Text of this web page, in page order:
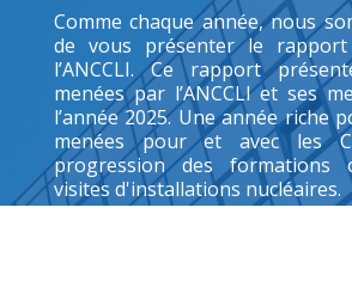
Comme chaque année, nous
de vous présenter le rapport
l’ANCCLI. Ce rapport
menées par l’ANCCLI et ses
l’année 2025. Une année riche
menées pour et avec les
progression des formations
visites d'installations nucléaires.